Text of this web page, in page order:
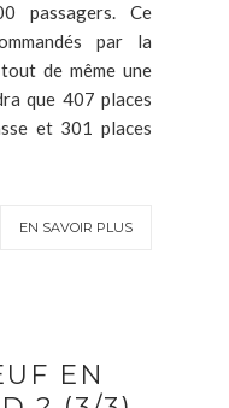
passagers. Ce
par la
de même une
que 407 places
et 301 places
EN SAVOIR PLUS
EN